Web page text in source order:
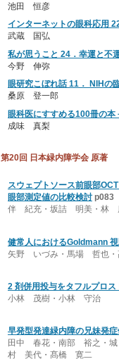
池田 恒彦
インターネットの眼科応用
武蔵 国弘
私が思うこと 24．幸運と不
今野 伸弥
眼研究こぼれ話 11． NIH
桑原 登一郎
眼科医にすすめる100冊の本
成味 真梨
第20回 日本緑内障学会 原著
スウェプトソース前眼部
眼部測定値の比較検討 p083
伴 紀充・坂詰 明美・林
健常人におけるGoldmann
矢野 いづみ・馬場 哲也
2 剤併用投与をタフルプロ
小林 茂樹・小林 守治
早発型発達緑内障の兄妹発症
田中 春花・南部 裕之・
村 美代・髙橋 寛二